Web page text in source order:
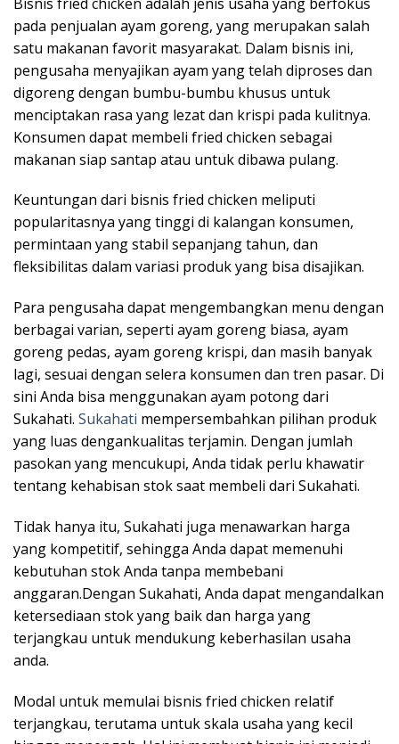
pada penjualan ayam goreng, yang merupakan salah
satu makanan favorit masyarakat. Dalam bisnis ini,
pengusaha menyajikan ayam yang telah diproses dan
digoreng dengan bumbu-bumbu khusus untuk
menciptakan rasa yang lezat dan krispi pada kulitnya.
Konsumen dapat membeli fried chicken sebagai
makanan siap santap atau untuk dibawa pulang.
Keuntungan dari bisnis fried chicken meliputi
popularitasnya yang tinggi di kalangan konsumen,
permintaan yang stabil sepanjang tahun, dan
fleksibilitas dalam variasi produk yang bisa disajikan.
Para pengusaha dapat mengembangkan menu dengan
berbagai varian, seperti ayam goreng biasa, ayam
goreng pedas, ayam goreng krispi, dan masih banyak
lagi, sesuai dengan selera konsumen dan tren pasar. Di
sini Anda bisa menggunakan ayam potong dari
Sukahati. Sukahati mempersembahkan pilihan produk
yang luas dengankualitas terjamin. Dengan jumlah
pasokan yang mencukupi, Anda tidak perlu khawatir
tentang kehabisan stok saat membeli dari Sukahati.
Tidak hanya itu, Sukahati juga menawarkan harga
yang kompetitif, sehingga Anda dapat memenuhi
kebutuhan stok Anda tanpa membebani
anggaran.Dengan Sukahati, Anda dapat mengandalkan
ketersediaan stok yang baik dan harga yang
terjangkau untuk mendukung keberhasilan usaha
anda.
Modal untuk memulai bisnis fried chicken relatif
terjangkau, terutama untuk skala usaha yang kecil